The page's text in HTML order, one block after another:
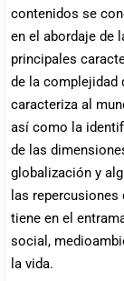
contenidos se
en el abordaje de
principales
de la complejidad
caracteriza al
así como la
de las
globalización y
las repercusiones
tiene en el
social,
la vida.